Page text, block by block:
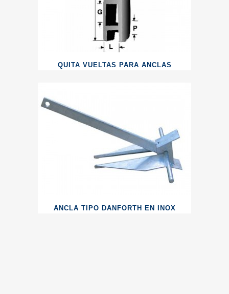
QUITA VUELTAS PARA ANCLAS
ANCLA TIPO DANFORTH EN INOX